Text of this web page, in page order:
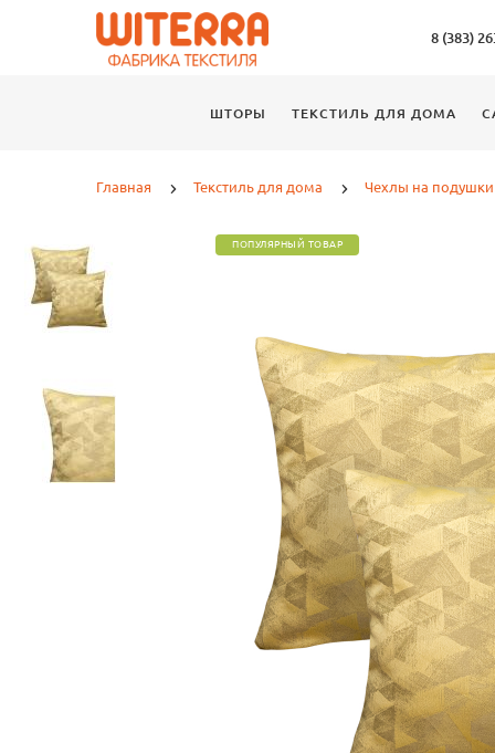
8 (383)
ШТОРЫ ТЕКСТИЛЬ ДЛЯ ДОМА
Главная Текстиль для дома Чехлы на подушки
ПОПУЛЯРНЫЙ ТОВАР